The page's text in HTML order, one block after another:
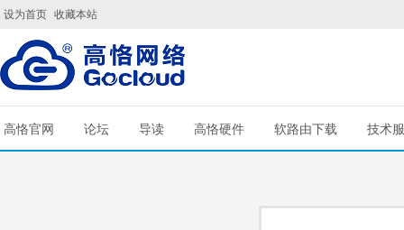
设为首页 收藏本站
高恪官网 论坛 导读 高恪硬件 软路由下载 技术